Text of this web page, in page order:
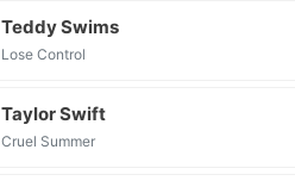
Teddy Swims
Lose Control
Taylor Swift
Cruel Summer